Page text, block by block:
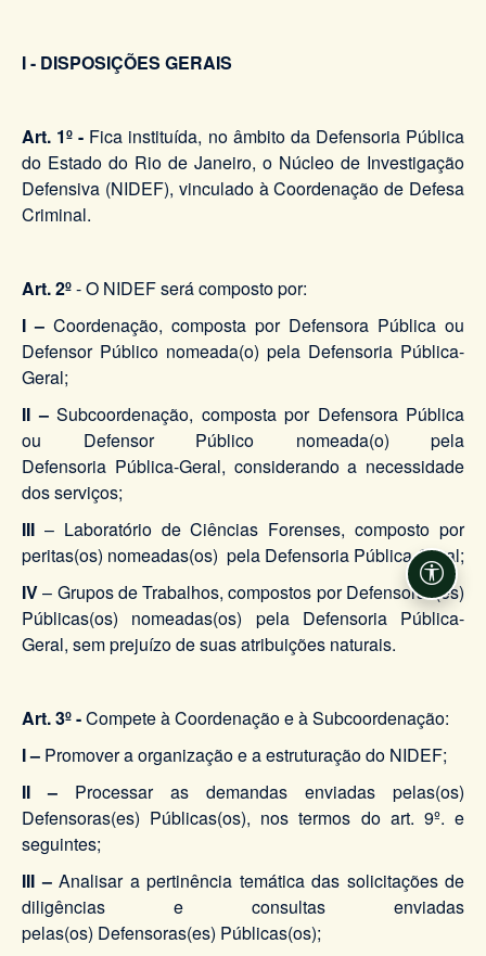
I - DISPOSIÇÕES GERAIS
Art. 1º - Fica instituída, no âmbito da Defensoria Pública
do Estado do Rio de Janeiro, o Núcleo de Investigação
Defensiva (NIDEF), vinculado à Coordenação de Defesa
Criminal.
Art. 2º- O NIDEF será composto por:
I – Coordenação, composta por Defensora Pública ou
Defensor Público nomeada(o) pela Defensoria Pública-
Geral;
II –Subcoordenação, composta por Defensora Pública
ou Defensor Público nomeada(o) pela
Defensoria Pública-Geral, considerando a necessidade
dos serviços;
III – Laboratório de Ciências Forenses, composto por
peritas(os) nomeadas(os) pela Defensoria Pública-Geral;
IV– Grupos de Trabalhos, compostos por Defensoras(es)
Públicas(os) nomeadas(os) pela Defensoria Pública-
Geral, sem prejuízo de suas atribuições naturais.
Art. 3º -Compete à Coordenação e à Subcoordenação:
I – Promover a organização e a estruturação do NIDEF;
II – Processar as demandas enviadas pelas(os)
Defensoras(es) Públicas(os), nos termos do art. 9º. e
seguintes;
III –Analisar a pertinência temática das solicitações de
diligências e consultas enviadas
pelas(os) Defensoras(es) Públicas(os);